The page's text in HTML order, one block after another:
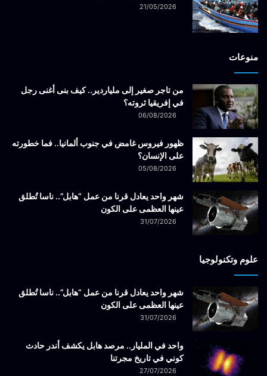
21/05/2026
منوعات
من تاجر صغير إلى ملياردير.. كيف بنى أغنى رجل
في إفريقيا ثروته؟
06/08/2026
ظهور فيروس غامض في جنوب ألمانيا.. فما خطورته
على الإنسان؟
05/08/2026
شهر واحد يعادل قرنا من عمل “هابل”.. ناسا تُطلق
عينها العظمى على الكون
31/07/2026
علوم وتكنولوجيا
شهر واحد يعادل قرنا من عمل “هابل”.. ناسا تُطلق
عينها العظمى على الكون
31/07/2026
واحد في المليار.. مرصد هابل يكشف أندر حادث
كوني في تاريخ مجرتنا
27/07/2026